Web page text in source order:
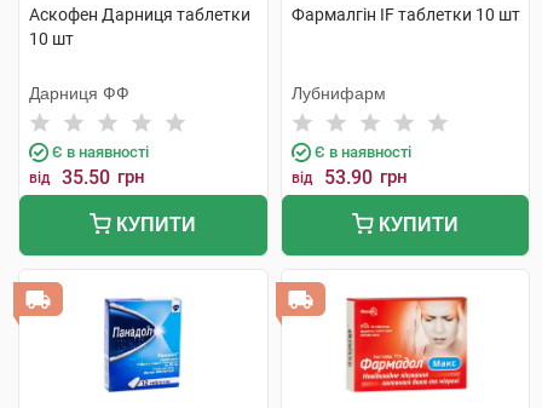
Аскофен Дарниця таблетки
10 шт
Дарниця ФФ
Є в наявності
від 35.50 грн
КУПИТИ
Фармалгін IF таблетки 10 шт
Лубнифарм
Є в наявності
від 53.90 грн
КУПИТИ